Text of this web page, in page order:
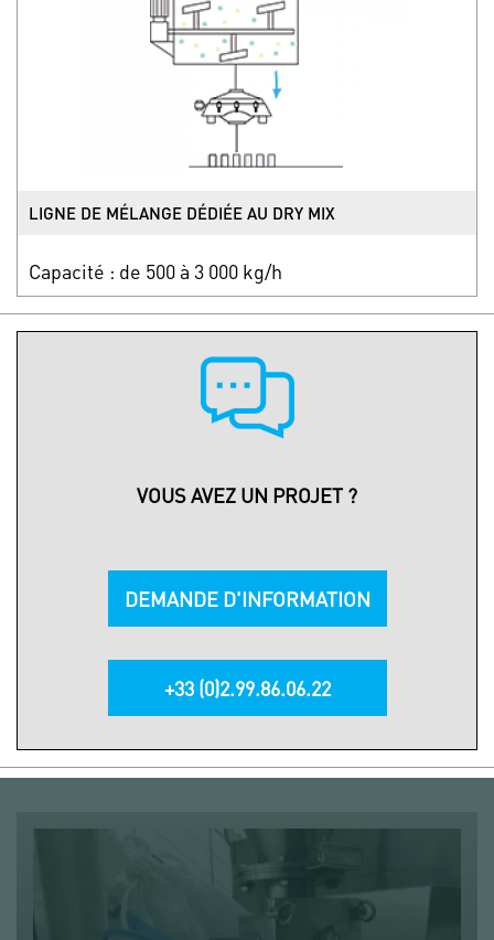
LIGNE DE MÉLANGE DÉDIÉE AU DRY MIX
Capacité : de 500 à 3 000 kg/h
VOUS AVEZ UN PROJET ?
DEMANDE D'INFORMATION
+33 (0)2.99.86.06.22